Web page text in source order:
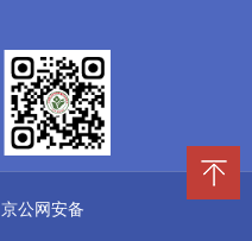
京公网安备